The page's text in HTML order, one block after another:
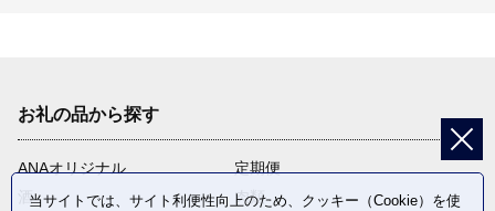
お礼の品から探す
ANAオリジナル
定期便
酒
肉類
当サイトでは、サイト利便性向上のため、クッキー（Cookie）を使